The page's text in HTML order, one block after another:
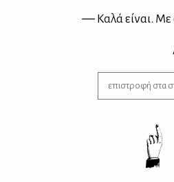
― Κα­λά εί­ναι. Με
επιστροφή στα